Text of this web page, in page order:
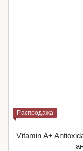
Распродажа
Vitamin A+